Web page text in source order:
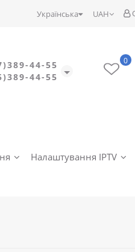
UAH
Українська
44-55
44-55
0
Налаштування IPTV